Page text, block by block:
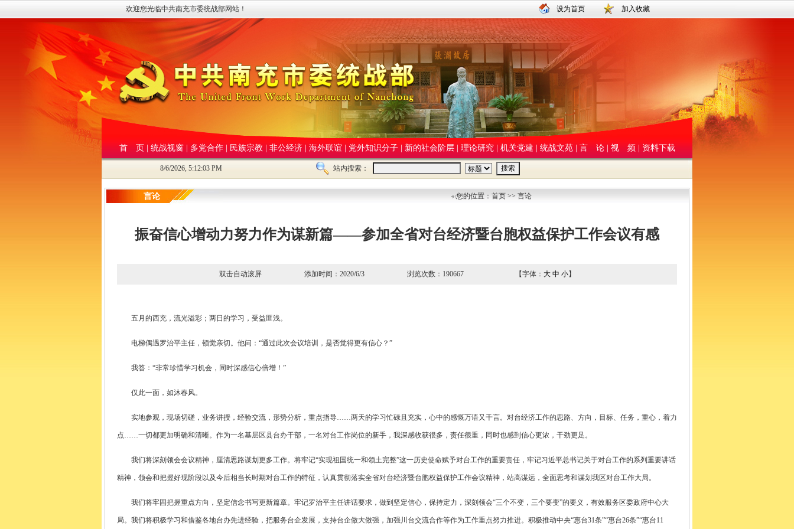
欢迎您光临中共南充市委统战部网站！ 设为首页 加入收藏
首 页 统战视窗| 多党合作| 民族宗教 非公经济| 海外联谊| 党外知识分子| 新的社会阶层| 理论研究| 机关党建 统战文苑| 言 论| 视 频 资料下载
8/6/2026, 5:12:04 PM 站内搜索：
言论 您的位置：首页 >> 言论
振奋信心增动力努力作为谋新篇——参加全省对台经济暨台胞权益保护工作会议有感
双击自动滚屏 添加时间：2020/6/3 浏览次数：190667 【字体： 大 中 小】
五月的西充，流光溢彩；两日的学习，受益匪浅。
电梯偶遇罗治平主任，顿觉亲切。他问：“通过此次会议培训，是否觉得更有信心？”
我答：“非常珍惜学习机会，同时深感信心倍增！”
仅此一面，如沐春风。
实地参观，现场切磋，业务讲授，经验交流，形势分析，重点指导……两天的学习忙碌且充实，心中的感慨万语又千言。对台经济工作的思路、方向，目标、任务，重心，着力
点……一切都更加明确和清晰。作为一名基层区县台办干部，一名对台工作岗位的新手，我深感收获很多，责任很重，同时也感到信心更浓，干劲更足。
我们将深刻领会会议精神，厘清思路谋划更多工作。将牢记“实现祖国统一和领土完整”这一历史使命赋予对台工作的重要责任，牢记习近平总书记关于对台工作的系列重要讲话
精神，领会和把握好现阶段以及今后相当长时期对台工作的特征，认真贯彻落实全省对台经济暨台胞权益保护工作会议精神，站高谋远，全面思考和谋划我区对台工作大局。
我们将牢固把握重点方向，坚定信念书写更新篇章。牢记罗治平主任讲话要求，做到坚定信心，保持定力，深刻领会“三个不变，三个要变”的要义，有效服务区委政府中心大
局。我们将积极学习和借鉴各地台办先进经验，把服务台企发展，支持台企做大做强，加强川台交流合作等作为工作重点努力推进。积极推动中央“惠台31条”“惠台26条”“惠台11